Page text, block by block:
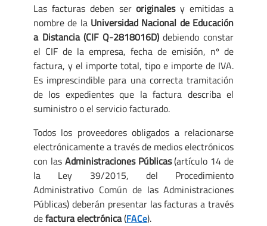
Las facturas deben seroriginalesy emitidas a
nombre de la Universidad Nacional de Educación
a Distancia (CIF Q-2818016D)debiendo constar
el CIF de la empresa, fecha de emisión, nº de
factura, y el importe total, tipo e importe de IVA.
Es imprescindible para una correcta tramitación
de los expedientes que la factura describa el
suministro o el servicio facturado.
Todos los proveedores obligados a relacionarse
electrónicamente a través de medios electrónicos
con las Administraciones Públicas(artículo 14 de
la Ley 39/2015, del Procedimiento
Administrativo Común de las Administraciones
Públicas) deberán presentar las facturas a través
defacturaelectrónica(FACe).